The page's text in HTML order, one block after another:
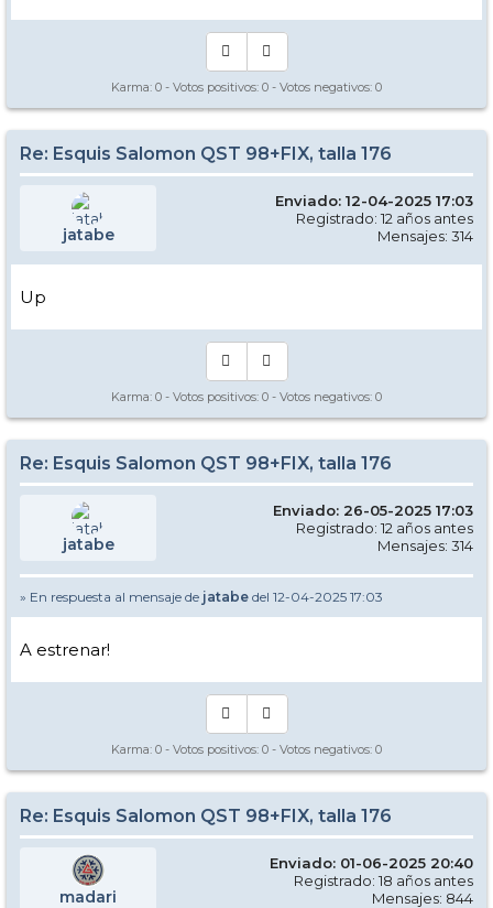
Karma: 0 - Votos positivos: 0 - Votos negativos: 0
Re: Esquis Salomon QST 98+FIX, talla 176
jatabe
Enviado: 12-04-2025 17:03
Registrado: 12 años antes
Mensajes: 314
Up
Karma: 0 - Votos positivos: 0 - Votos negativos: 0
Re: Esquis Salomon QST 98+FIX, talla 176
jatabe
Enviado: 26-05-2025 17:03
Registrado: 12 años antes
Mensajes: 314
» En respuesta al mensaje de jatabe del 12-04-2025 17:03
A estrenar!
Karma: 0 - Votos positivos: 0 - Votos negativos: 0
Re: Esquis Salomon QST 98+FIX, talla 176
madari
Enviado: 01-06-2025 20:40
Registrado: 18 años antes
Mensajes: 844